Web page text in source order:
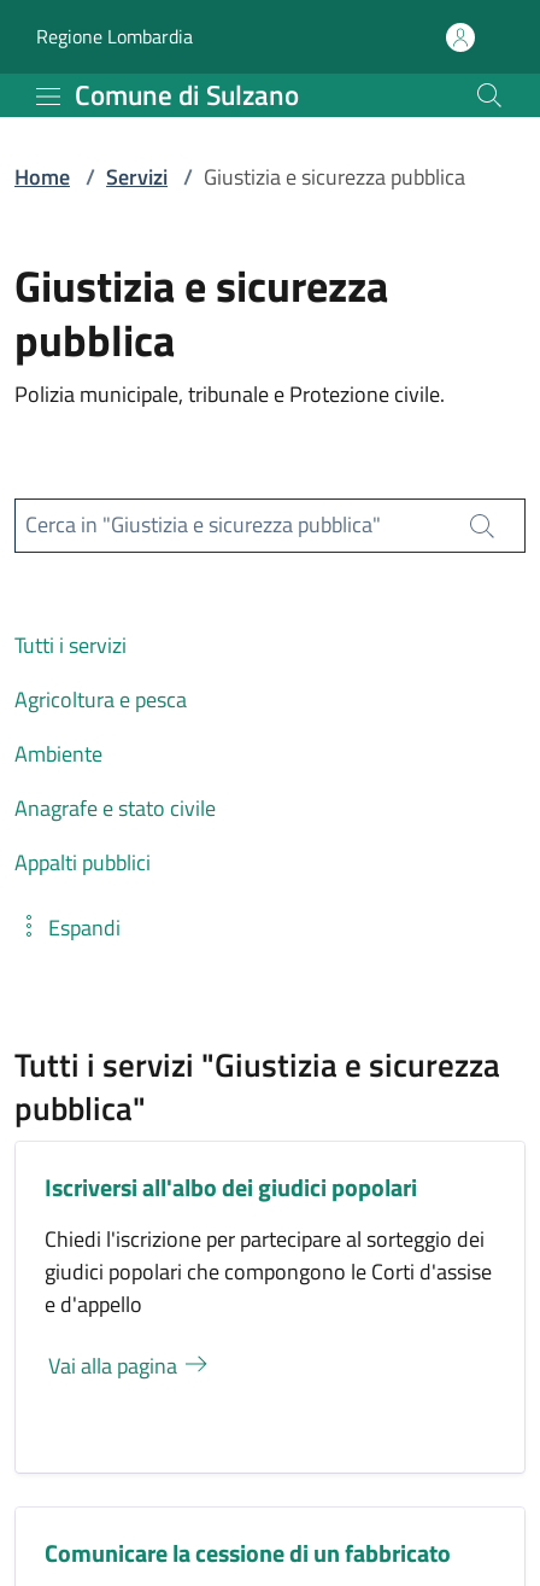
Servizi | Comune di
Regione Lombardia(apre in un'altra scheda).
Comune di Sulzano
Home / Servizi / Giustizia e sicurezza pubblica
Giustizia e sicurezza
pubblica
Polizia municipale, tribunale e Protezione civile.
Cerca in "Giustizia e sicurezza pubblica"
Cerca
Tutti i servizi
Agricoltura e pesca
Ambiente
Anagrafe e stato civile
Appalti pubblici
Espandi
Tutti i servizi "Giustizia e sicurezza
pubblica"
Iscriversi all'albo dei giudici popolari
Chiedi l'iscrizione per partecipare al sorteggio dei
giudici popolari che compongono le Corti d'assise
e d'appello
Vai alla pagina
Comunicare la cessione di un fabbricato